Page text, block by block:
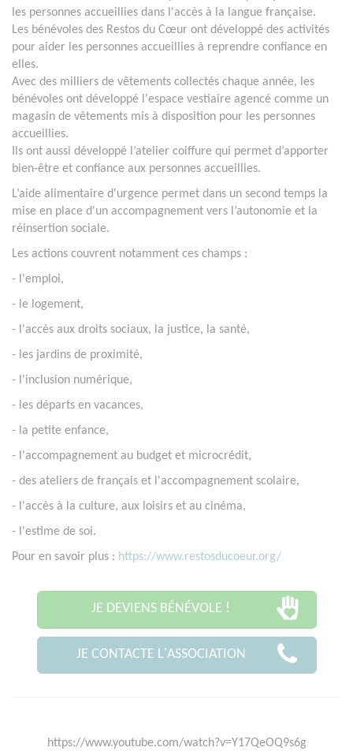
les personnes accueillies dans l'accès à la langue française.
Les bénévoles des Restos du Cœur ont développé des activités
pour aider les personnes accueillies à reprendre confiance en
elles.
Avec des milliers de vêtements collectés chaque année, les
bénévoles ont développé l'espace vestiaire agencé comme un
magasin de vêtements mis à disposition pour les personnes
accueillies.
Ils ont aussi développé l’atelier coiffure qui permet d’apporter
bien-être et confiance aux personnes accueillies.
L’aide alimentaire d'urgence permet dans un second temps la
mise en place d'un accompagnement vers l’autonomie et la
réinsertion sociale.
Les actions couvrent notamment ces champs :
- l'emploi,
- le logement,
- l'accès aux droits sociaux, la justice, la santé,
- les jardins de proximité,
- l'inclusion numérique,
- les départs en vacances,
- la petite enfance,
- l'accompagnement au budget et microcrédit,
- des ateliers de français et l'accompagnement scolaire,
- l'accès à la culture, aux loisirs et au cinéma,
- l'estime de soi.
Pour en savoir plus : https://www.restosducoeur.org/
JE DEVIENS BÉNÉVOLE !
JE CONTACTE L'ASSOCIATION
https://www.youtube.com/watch?v=Y17QeOQ9s6g